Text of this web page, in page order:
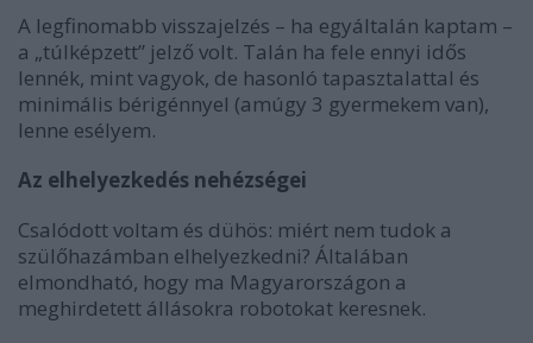
A legfinomabb visszajelzés – ha egyáltalán kaptam –
a „túlképzett” jelző volt. Talán ha fele ennyi idős
lennék, mint vagyok, de hasonló tapasztalattal és
minimális bérigénnyel (amúgy 3 gyermekem van),
lenne esélyem.
Az elhelyezkedés nehézségei
Csalódott voltam és dühös: miért nem tudok a
szülőhazámban elhelyezkedni? Általában
elmondható, hogy ma Magyarországon a
meghirdetett állásokra robotokat keresnek.